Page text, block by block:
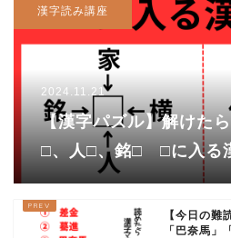
漢字読み講座
2024.11.21
【漢字パズル】解けた
□、人□、銘□ □に入る
【今日の難
「巴奈馬」